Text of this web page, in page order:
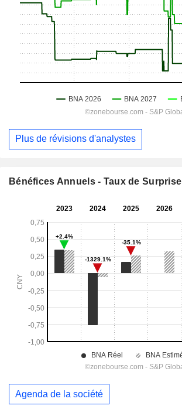
Plus de révisions d'analystes
Bénéfices Annuels - Taux de Surprise
Agenda de la société